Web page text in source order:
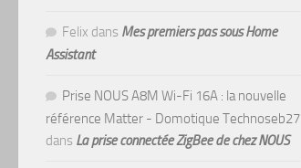
Felix dans Mes premiers pas sous Home
Assistant
Prise NOUS A8M Wi-Fi 16A : la nouvelle
référence Matter - Domotique Technoseb27
dans La prise connectée ZigBee de chez NOUS